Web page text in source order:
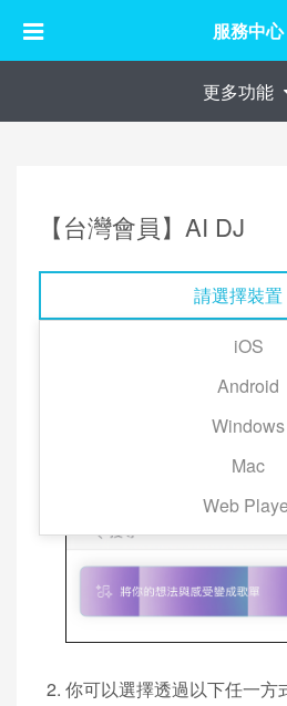
服務中心
更多功能
【台灣會員】AI DJ
請選擇裝置
iOS
Android
Windows
Mac
Web
iOS，都可以讓 AI DJ 依照你提
點選【搜尋】畫面上方的「
你可以選擇透過以下任一方